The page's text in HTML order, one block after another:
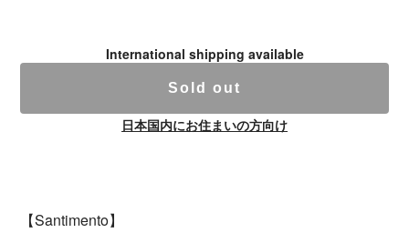
International shipping available
Sold out
日本国内にお住まいの方向け
【Santimento】